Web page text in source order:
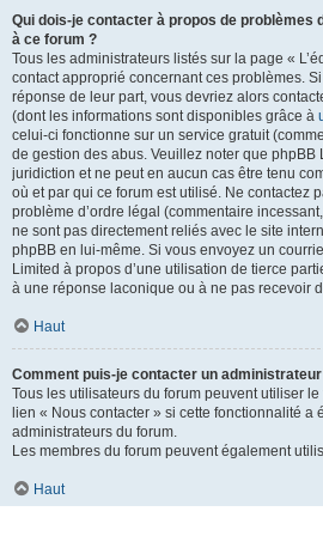
Qui dois-je contacter à propos de problèmes
à ce forum ?
Tous les administrateurs listés sur la page «
contact approprié concernant ces problèmes.
réponse de leur part, vous devriez alors
(dont les informations sont disponibles grâce à
celui-ci fonctionne sur un service gratuit
de gestion des abus. Veuillez noter que phpBB
juridiction et ne peut en aucun cas être tenu
où et par qui ce forum est utilisé. Ne contactez
problème d’ordre légal (commentaire
ne sont pas directement reliés avec le site
phpBB en lui-même. Si vous envoyez un
Limited à propos d’une utilisation de tierce
à une réponse laconique ou à ne pas recevoir
Haut
Comment puis-je contacter un
Tous les utilisateurs du forum peuvent utiliser
lien « Nous contacter » si cette fonctionnalité a
administrateurs du forum.
Les membres du forum peuvent également
Haut